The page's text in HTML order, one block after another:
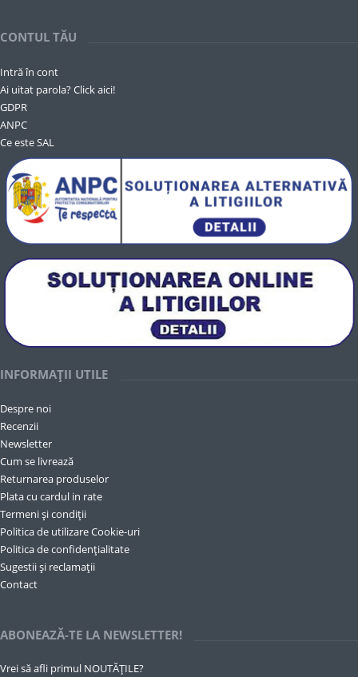
CONTUL TĂU
Intră în cont
Ai uitat parola? Click aici!
GDPR
ANPC
Ce este SAL
INFORMAȚII UTILE
Despre noi
Recenzii
Newsletter
Cum se livrează
Returnarea produselor
Plata cu cardul in rate
Termeni și condiții
Politica de utilizare Cookie-uri
Politica de confidențialitate
Sugestii și reclamații
Contact
ABONEAZĂ-TE LA NEWSLETTER!
Vrei să afli primul NOUTĂȚILE?